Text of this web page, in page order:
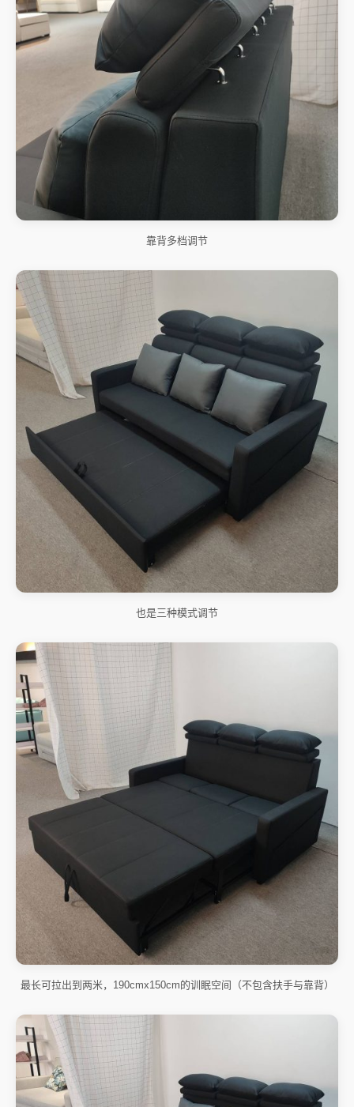
靠背多档调节
也是三种模式调节
最长可拉出到两米，190cmx150cm的训眠空间（不包含扶手与靠背）